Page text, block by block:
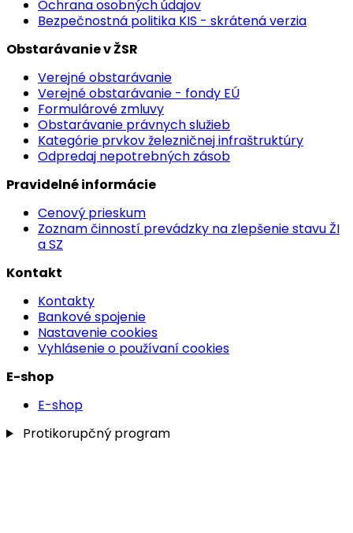
Ochrana osobných údajov
Bezpečnostná politika KIS - skrátená verzia
Obstarávanie v ŽSR
Verejné obstarávanie
Verejné obstarávanie - fondy EÚ
Formulárové zmluvy
Obstarávanie právnych služieb
Kategórie prvkov železničnej infraštruktúry
Odpredaj nepotrebných zásob
Pravidelné informácie
Cenový prieskum
Zoznam činností prevádzky na zlepšenie stavu ŽI
a SZ
Kontakt
Kontakty
Bankové spojenie
Nastavenie cookies
Vyhlásenie o používaní cookies
E-shop
E-shop
Protikorupčný program